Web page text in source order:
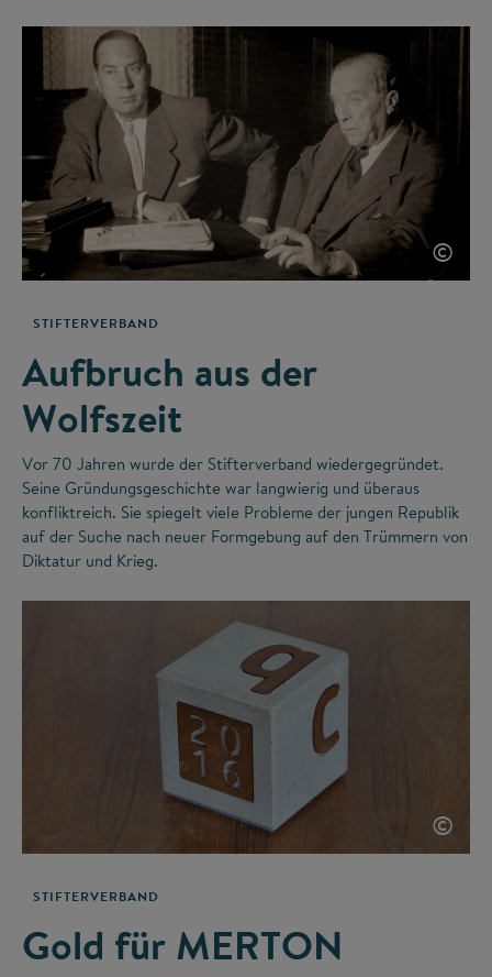
©
STIFTERVERBAND
Aufbruch aus der
Wolfszeit
Vor 70 Jahren wurde der Stifterverband wiedergegründet.
Seine Gründungsgeschichte war langwierig und überaus
konfliktreich. Sie spiegelt viele Probleme der jungen Republik
auf der Suche nach neuer Formgebung auf den Trümmern von
Diktatur und Krieg.
©
STIFTERVERBAND
Gold für MERTON